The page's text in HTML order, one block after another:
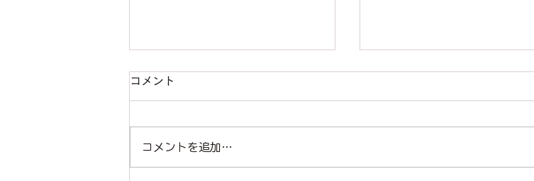
note 始めました
コメント
コメントを追加…